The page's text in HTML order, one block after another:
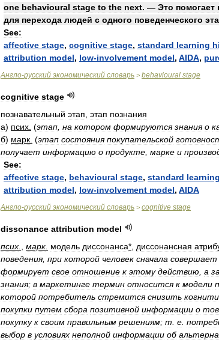
one behavioural stage to the next. — Это помогает
для перехода людей с одного поведенческого
See:
affective stage, cognitive stage, standard learning
attribution model, low-involvement model, AIDA,
Англо-русский экономический словарь > behavioural stage
cognitive stage
познавательный этап этап познания
а) псих (этап на котором формируются знания о
б) марк (этап состояния покупательской
получает информацию о продукте марке и
See:
affective stage, behavioural stage, standard learning
attribution model, low-involvement model, AIDA
Англо-русский экономический словарь > cognitive stage
dissonance attribution model
псих
марк модель диссонанса* диссонансная
поведения, при которой человек сначала совершает
формирует свое отношение к этому действию а
знания; в маркетинге термин относится к модели
которой потребитель стремится снизить
покупки путем сбора позитивной информации о
покупку к своим правильным решениям; т е
выбор в условиях неполной информации об